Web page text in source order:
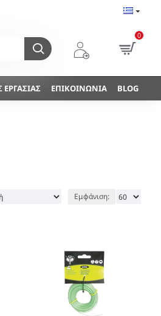
0
ΕΡΓΑΣΊΑΣ ΕΠΙΚΟΙΝΩΝΊΑ BLOG
Εμφάνιση: